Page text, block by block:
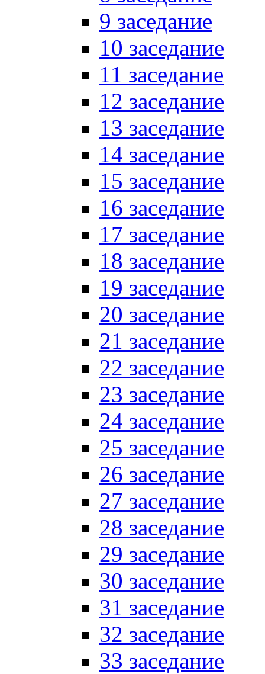
9 заседание
10 заседание
11 заседание
12 заседание
13 заседание
14 заседание
15 заседание
16 заседание
17 заседание
18 заседание
19 заседание
20 заседание
21 заседание
22 заседание
23 заседание
24 заседание
25 заседание
26 заседание
27 заседание
28 заседание
29 заседание
30 заседание
31 заседание
32 заседание
33 заседание